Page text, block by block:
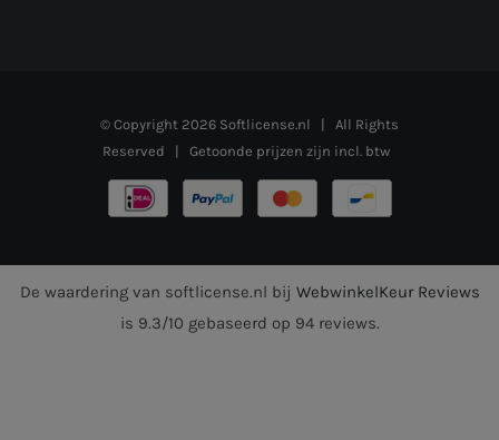
© Copyright 2026 Softlicense.nl | All Rights
Reserved | Getoonde prijzen zijn incl. btw
De waardering van softlicense.nl bij WebwinkelKeur Reviews
is 9.3/10 gebaseerd op 94 reviews.